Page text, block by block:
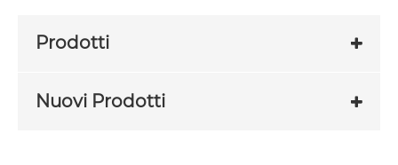
Prodotti
Nuovi Prodotti